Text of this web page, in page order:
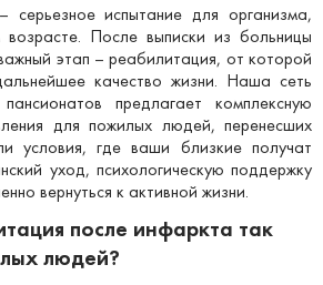
испытание для организма,
После выписки из больницы
этап – реабилитация, от которой
качество жизни. Наша сеть
предлагает комплексную
для пожилых людей, перенесших
условия, где ваши близкие получат
уход, психологическую поддержку
вернуться к активной жизни.
после инфаркта так
людей?